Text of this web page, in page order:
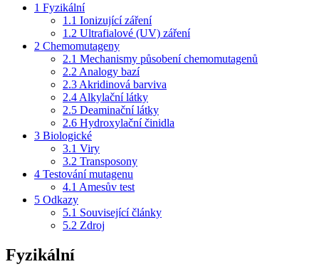
1 Fyzikální
1.1 Ionizující záření
1.2 Ultrafialové (UV) záření
2 Chemomutageny
2.1 Mechanismy působení chemomutagenů
2.2 Analogy bazí
2.3 Akridinová barviva
2.4 Alkylační látky
2.5 Deaminační látky
2.6 Hydroxylační činidla
3 Biologické
3.1 Viry
3.2 Transposony
4 Testování mutagenu
4.1 Amesův test
5 Odkazy
5.1 Související články
5.2 Zdroj
Fyzikální